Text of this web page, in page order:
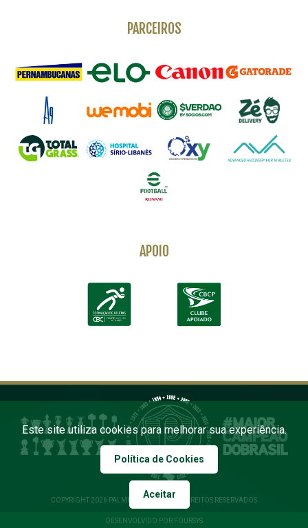
PARCEIROS
APOIO
COPYRIGHT 2026 PALMEIRAS. TODOS OS DIREITOS RESERVADOS
Este site utiliza cookies para melhorar sua experiência.
Política de Cookies
Aceitar
DESENVOLVIDO POR FOURSYS